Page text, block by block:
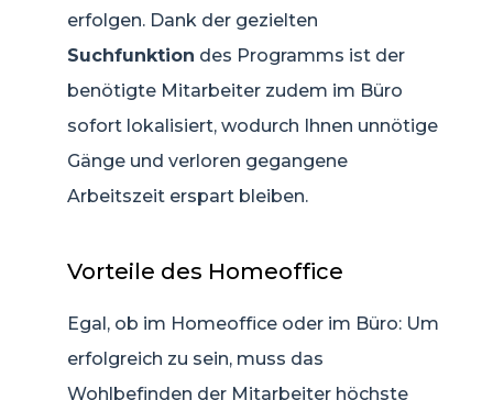
erfolgen. Dank der gezielten
Suchfunktion des Programms ist der
benötigte Mitarbeiter zudem im Büro
sofort lokalisiert, wodurch Ihnen unnötige
Gänge und verloren gegangene
Arbeitszeit erspart bleiben.
Vorteile des Homeoffice
Egal, ob im Homeoffice oder im Büro: Um
erfolgreich zu sein, muss das
Wohlbefinden der Mitarbeiter höchste